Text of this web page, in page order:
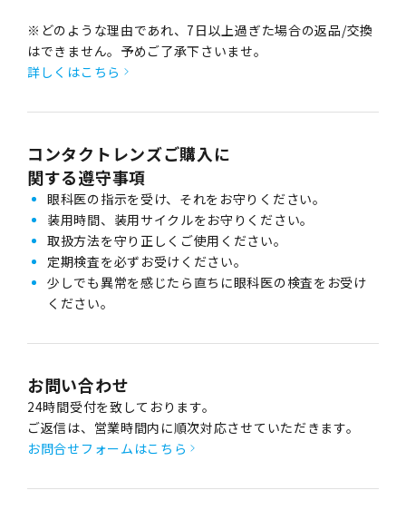
※どのような理由であれ、7日以上過ぎた場合の返品/交換
はできません。予めご了承下さいませ。
詳しくはこちら
コンタクトレンズご購入に
関する遵守事項
眼科医の指示を受け、それをお守りください。
装用時間、装用サイクルをお守りください。
取扱方法を守り正しくご使用ください。
定期検査を必ずお受けください。
少しでも異常を感じたら直ちに眼科医の検査をお受け
ください。
お問い合わせ
24時間受付を致しております。
ご返信は、営業時間内に順次対応させていただきます。
お問合せフォームはこちら